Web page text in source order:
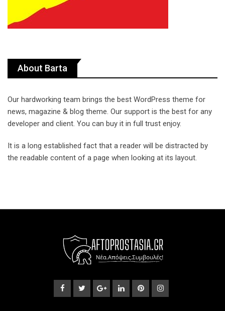
About Barta
Our hardworking team brings the best WordPress theme for
news, magazine & blog theme. Our support is the best for any
developer and client. You can buy it in full trust enjoy.
It is a long established fact that a reader will be distracted by
the readable content of a page when looking at its layout.